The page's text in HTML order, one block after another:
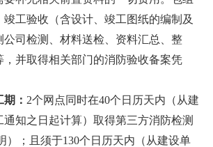
工验收（含设计、竣工图纸的编制及
公司检测、材料送检、资料汇总、整
，并取得相关部门的消防验收备案凭
期： 2个网点同时在40个日历天内（从建
知之日起计算）取得第三方消防检测
）；且须于130个日历天内（从建设单